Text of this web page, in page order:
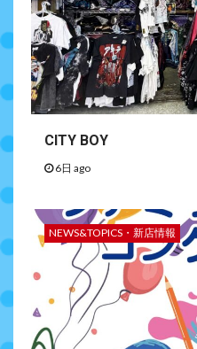
CITY BOY
6日 ago
NEWS&TOPICS・新店情報